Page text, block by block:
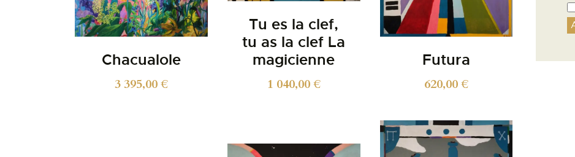
Chacualole
3 395,00€
Tu es la clef,
tu as la clef La
magicienne
1 040,00€
Futura
620,00€